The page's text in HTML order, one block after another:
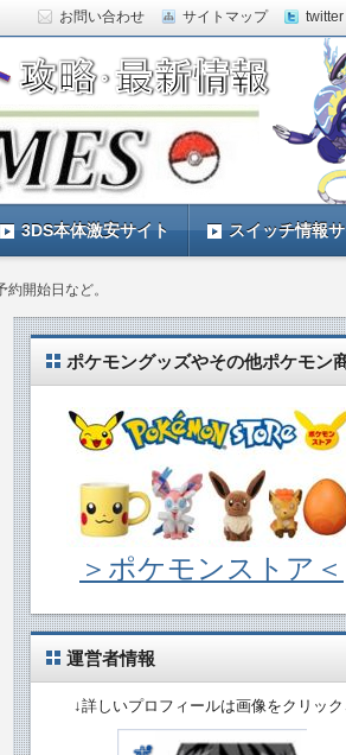
お問い合わせ サイトマップ twitter
3DS本体激安サイト スイッチ情報
開始日など。
ポケモングッズやその他ポケモン
＞ポケモンストア＜
運営者情報
↓詳しいプロフィールは画像をクリック